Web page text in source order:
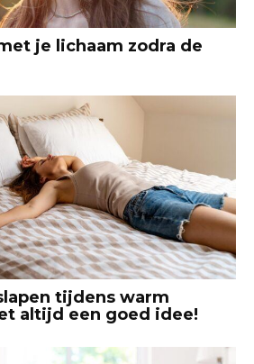
je lichaam zodra de
tijdens warm
altijd een goed idee!